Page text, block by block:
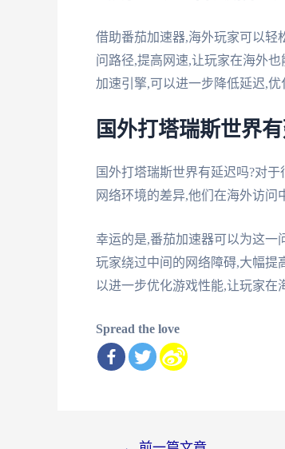
借助番茄加速器,海外玩家可以轻
问路径,提高网速,让玩家在海外
加速引擎,可以进一步降低延迟,优
国外打塔瑞斯世界
国外打塔瑞斯世界有延迟吗?对
网络环境的差异,他们在海外访问
幸运的是,番茄加速器可以为这一
玩家绕过中间的网络障碍,大幅提
以进一步优化游戏性能,让玩家在
Spread the love